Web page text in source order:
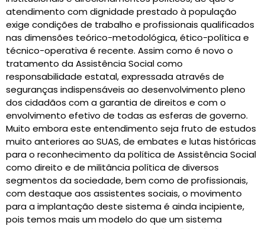
atendimento com dignidade prestado à população
exige condições de trabalho e profissionais qualificados
nas dimensões teórico-metodológica, ético-política e
técnico-operativa é recente. Assim como é novo o
tratamento da Assistência Social como
responsabilidade estatal, expressada através de
seguranças indispensáveis ao desenvolvimento pleno
dos cidadãos com a garantia de direitos e com o
envolvimento efetivo de todas as esferas de governo.
Muito embora este entendimento seja fruto de estudos
muito anteriores ao SUAS, de embates e lutas históricas
para o reconhecimento da política de Assistência Social
como direito e de militância política de diversos
segmentos da sociedade, bem como de profissionais,
com destaque aos assistentes sociais, o movimento
para a implantação deste sistema é ainda incipiente,
pois temos mais um modelo do que um sistema